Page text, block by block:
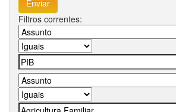
Filtros correntes: